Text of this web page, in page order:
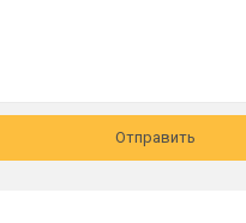
Отправить